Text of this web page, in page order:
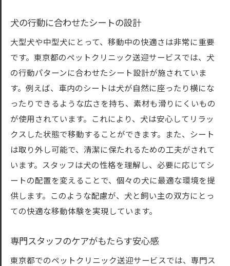
犬の行動に合わせたシートの設計
大型犬や中型犬にとって、移動中の快適さは非常に重要
です。東京都のペットクリニック送迎サービスでは、犬
の行動パターンに合わせたシート設計が施されていま
す。例えば、車内のシートは犬が自然に座ったり横にな
ったりできるような広さを持ち、素材も滑りにくいもの
が使用されています。これにより、犬は安心してリラッ
クスした状態で移動することができます。また、シート
は取り外し可能で、清潔に保たれるための工夫がされて
います。スタッフは犬の性格を理解し、必要に応じてシ
ートの配置を変えることで、個々の犬に最適な環境を提
供します。このような配慮が、犬と飼い主の双方にとっ
ての快適な移動体験を実現しています。
専門スタッフのケアがもたらす安心感
東京都でのペットクリニック送迎サービスでは、専門ス